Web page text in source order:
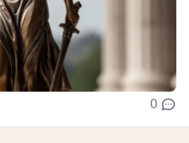
0